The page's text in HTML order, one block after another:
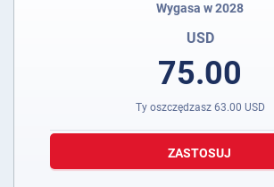
Wygasa w 2028
USD
75.00
Ty oszczędzasz 63.00 USD
ZASTOSUJ